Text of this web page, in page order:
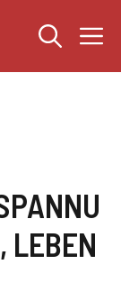
, LEBEN